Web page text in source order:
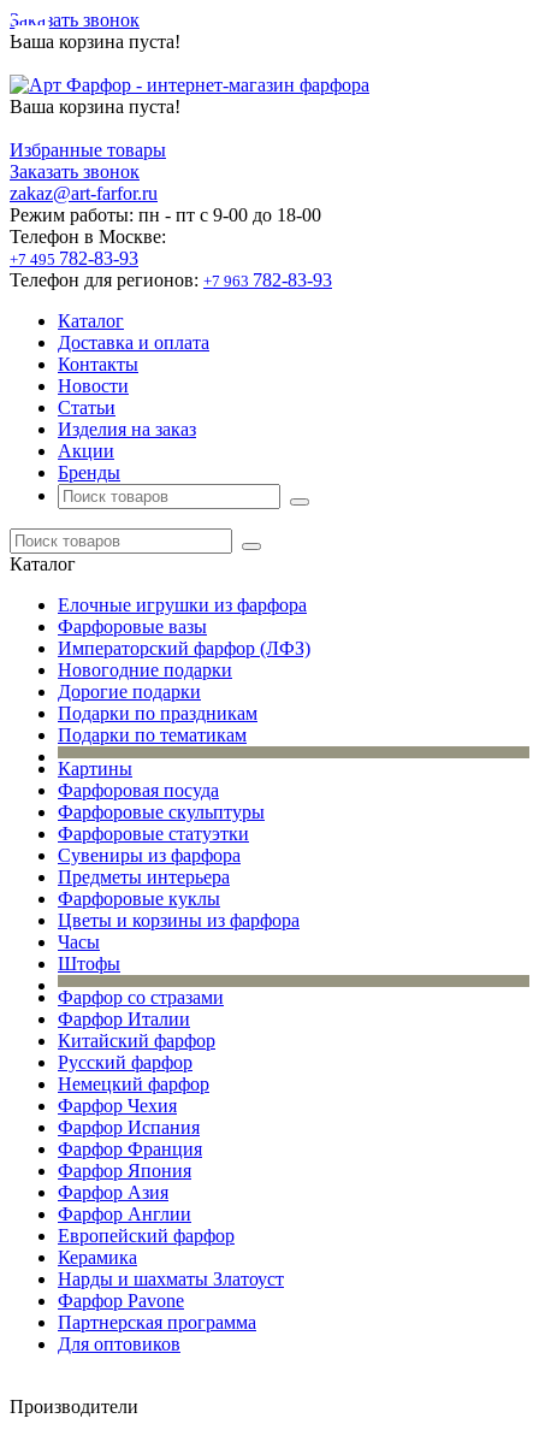
Заказать звонок
Ваша корзина пуста!
Ваша корзина пуста!
Избранные товары
Заказать звонок
zakaz@art-farfor.ru
Режим работы: пн - пт c 9-00 до 18-00
Телефон в Москве:
+7 495 782-83-93
Телефон для регионов: +7 963 782-83-93
Каталог
Доставка и оплата
Контакты
Новости
Статьи
Изделия на заказ
Акции
Бренды
Каталог
Елочные игрушки из фарфора
Фарфоровые вазы
Императорский фарфор (ЛФЗ)
Новогодние подарки
Дорогие подарки
Подарки по праздникам
Подарки по тематикам
Картины
Фарфоровая посуда
Фарфоровые скульптуры
Фарфоровые статуэтки
Сувениры из фарфора
Предметы интерьера
Фарфоровые куклы
Цветы и корзины из фарфора
Часы
Штофы
Фарфор со стразами
Фарфор Италии
Китайский фарфор
Русский фарфор
Немецкий фарфор
Фарфор Чехия
Фарфор Испания
Фарфор Франция
Фарфор Япония
Фарфор Азия
Фарфор Англии
Европейский фарфор
Керамика
Нарды и шахматы Златоуст
Фарфор Pavone
Партнерская программа
Для оптовиков
Производители